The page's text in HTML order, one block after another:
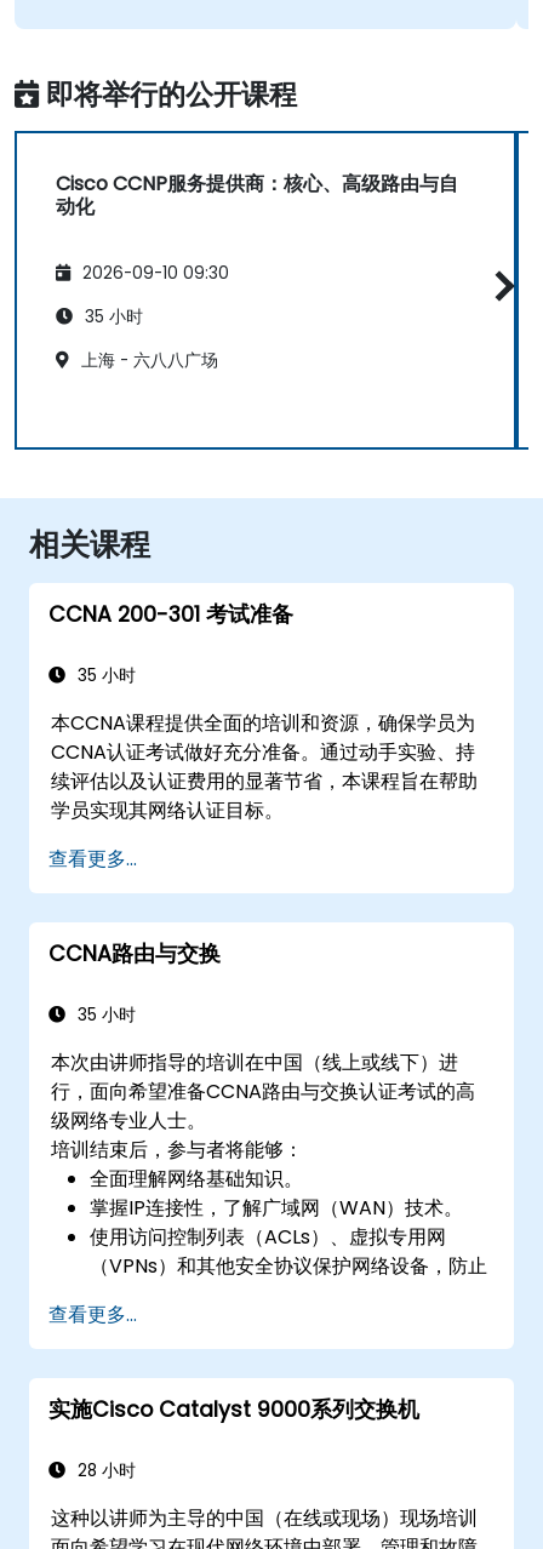
即将举行的公开课程
Cisco CCNP服务提供商：核心、高级路由与自
动化
2026-09-10 09:30
35 小时
上海 - 六八八广场
相关课程
CCNA 200-301 考试准备
35 小时
本CCNA课程提供全面的培训和资源，确保学员为
CCNA认证考试做好充分准备。通过动手实验、持
续评估以及认证费用的显著节省，本课程旨在帮助
学员实现其网络认证目标。
查看更多...
CCNA路由与交换
35 小时
本次由讲师指导的培训在中国（线上或线下）进
行，面向希望准备CCNA路由与交换认证考试的高
级网络专业人士。
培训结束后，参与者将能够：
全面理解网络基础知识。
掌握IP连接性，了解广域网（WAN）技术。
使用访问控制列表（ACLs）、虚拟专用网
（VPNs）和其他安全协议保护网络设备，防止
为CCNA路由与交换认证考试做好准备。
查看更多...
实施Cisco Catalyst 9000系列交换机
28 小时
这种以讲师为主导的中国（在线或现场）现场培训